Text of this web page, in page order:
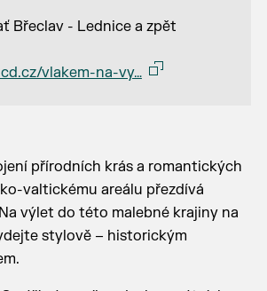
Břeclav - Lednice a zpět
vlakem-na-vy…
přírodních krás a romantických
valtickému areálu přezdívá
výlet do této malebné krajiny na
stylově – historickým